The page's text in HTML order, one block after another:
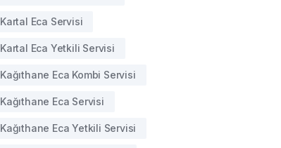
Kartal Eca Servisi
Kartal Eca Yetkili Servisi
Kağıthane Eca Kombi Servisi
Kağıthane Eca Servisi
Kağıthane Eca Yetkili Servisi